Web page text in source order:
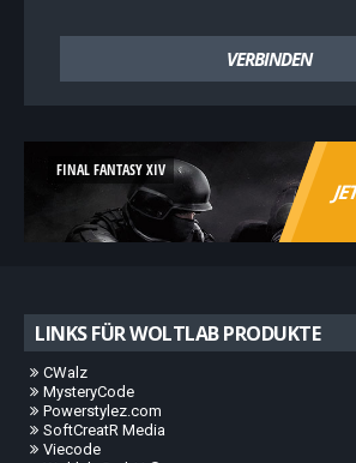
VERBINDEN
FINAL FANTASY XIV
LINKS FÜR WOLTLAB PRODUKTE
CWalz
MysteryCode
Powerstylez.com
SoftCreatR Media
Viecode